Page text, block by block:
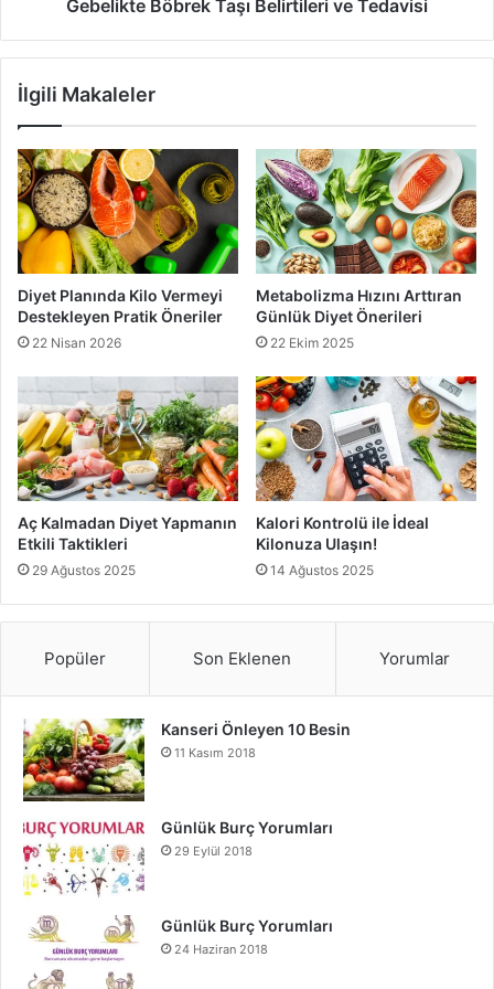
Doldurucu yan tabaklardan kaçının:
genellikle doldurucu yan tabaklar sunulur. Bunlar
genellikle ekstra kalori ve yağ içerir. Yan tabakları
sınırlamak veya isteğe bağlı olarak almak porsiyon kontrolü
Evde Porsiyon Kontrolü
Evde yemek hazırlarken ve yemek yediğinizde porsiyon
kontrolünü sağlamak için şu adımları izleyebilirsiniz:
Tarifleri ölçeklendirin:Bir tarifi takip ederken porsiyonları
miktarını yarıya indirebilir veya ikiye katlayabilirsiniz.
Yiyecekleri hazır porsiyonlara ayırın:Özellikle
atıştırmalıklar için yiyecekleri hazır porsiyonlara ayırmak,
kontrollü bir şekilde tüketmenizi sağlar. Böylece aşırı yeme
alışkanlığından kaçınabilirsiniz.
Mutfak tartısından yararlanın:
Mutfak tartısı kullanarak
Porsiyon Kontrolü ve Kalori Kontrolü
Porsiyon kontrolü, kalori kontrolünü sağlamak için
önemlidir. Birçok yiyecek, özellikle işlenmiş gıdalar ve
restoran yemekleri, yüksek kalori içerebilir. Ancak
porsiyonlarınızı kontrol altına aldığınızda, kalori alımınızı
azaltabilirsiniz. İşte porsiyon kontrolü ile kalori kontrolü
arasındaki ilişkiyi güçlendirmenin yolları:
Etiketleri okuyun:
Ambalajlı gıdalarda bulunan besin
etiketlerini okumak, porsiyon büyüklüklerini ve içerdikleri
Gebelikte Böbrek Taşı Belirtileri ve Tedavisi
İlgili Makaleler
Diyet Planında Kilo Vermeyi
Destekleyen Pratik Öneriler
22 Nisan 2026
Metabolizma Hızını Arttıran
Günlük Diyet Önerileri
22 Ekim 2025
Aç Kalmadan Diyet Yapmanın
Etkili Taktikleri
29 Ağustos 2025
Kalori Kontrolü ile İdeal
Kilonuza Ulaşın!
14 Ağustos 2025
Popüler Son Eklenen Yorumlar
Kanseri Önleyen 10 Besin
11 Kasım 2018
Günlük Burç Yorumları
29 Eylül 2018
Günlük Burç Yorumları
24 Haziran 2018